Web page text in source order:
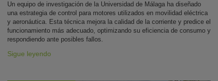
Un equipo de investigación de la Universidad de Málaga ha diseñado
una estrategia de control para motores utilizados en movilidad eléctrica
y aeronáutica. Esta técnica mejora la calidad de la corriente y predice el
funcionamiento más adecuado, optimizando su eficiencia de consumo y
respondiendo ante posibles fallos.
Sigue leyendo